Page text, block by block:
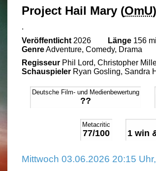
Getränke &
Knabberkram
Filmstudio Spezial
Die
Project Hail Mary (OmU)
.
Veröffentlicht2026 Länge156
GenreAdventure, Comedy, Drama
RegisseurPhil Lord, Christopher
SchauspielerRyan Gosling, Sandra
Deutsche Film- und Medienbewertung
??
Metacritic
77/100 1 win
Mittwoch 03.06.2026 20:15